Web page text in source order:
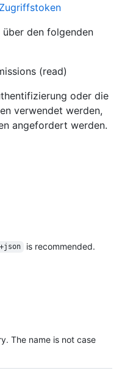
den folgenden
(read)
oder die
verwendet werden,
angefordert werden.
is recommended.
The name is not case